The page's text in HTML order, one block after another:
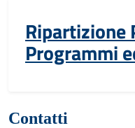
Ripartizione
Programmi
Contatti